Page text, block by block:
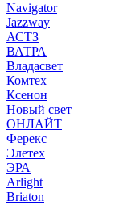
Navigator
Jazzway
АСТЗ
ВАТРА
Владасвет
Комтех
Ксенон
Новый свет
ОНЛАЙТ
Ферекс
Элетех
ЭРА
Arlight
Briaton